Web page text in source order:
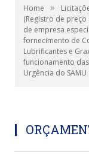
Home »
(Registro de
de empresa
fornecimento de
Lubrificantes e
funcionamento
Urgência do SAMU